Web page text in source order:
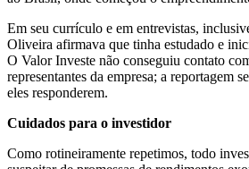
Em seu currículo e em entrevistas,
Oliveira afirmava que tinha estudado e
O Valor Investe não conseguiu contato
representantes da empresa; a reportagem
eles responderem.
Cuidados para o investidor
Como rotineiramente repetimos, todo